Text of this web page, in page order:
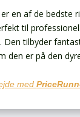
er en af de bedste
til
tilbyder
den er på den
med